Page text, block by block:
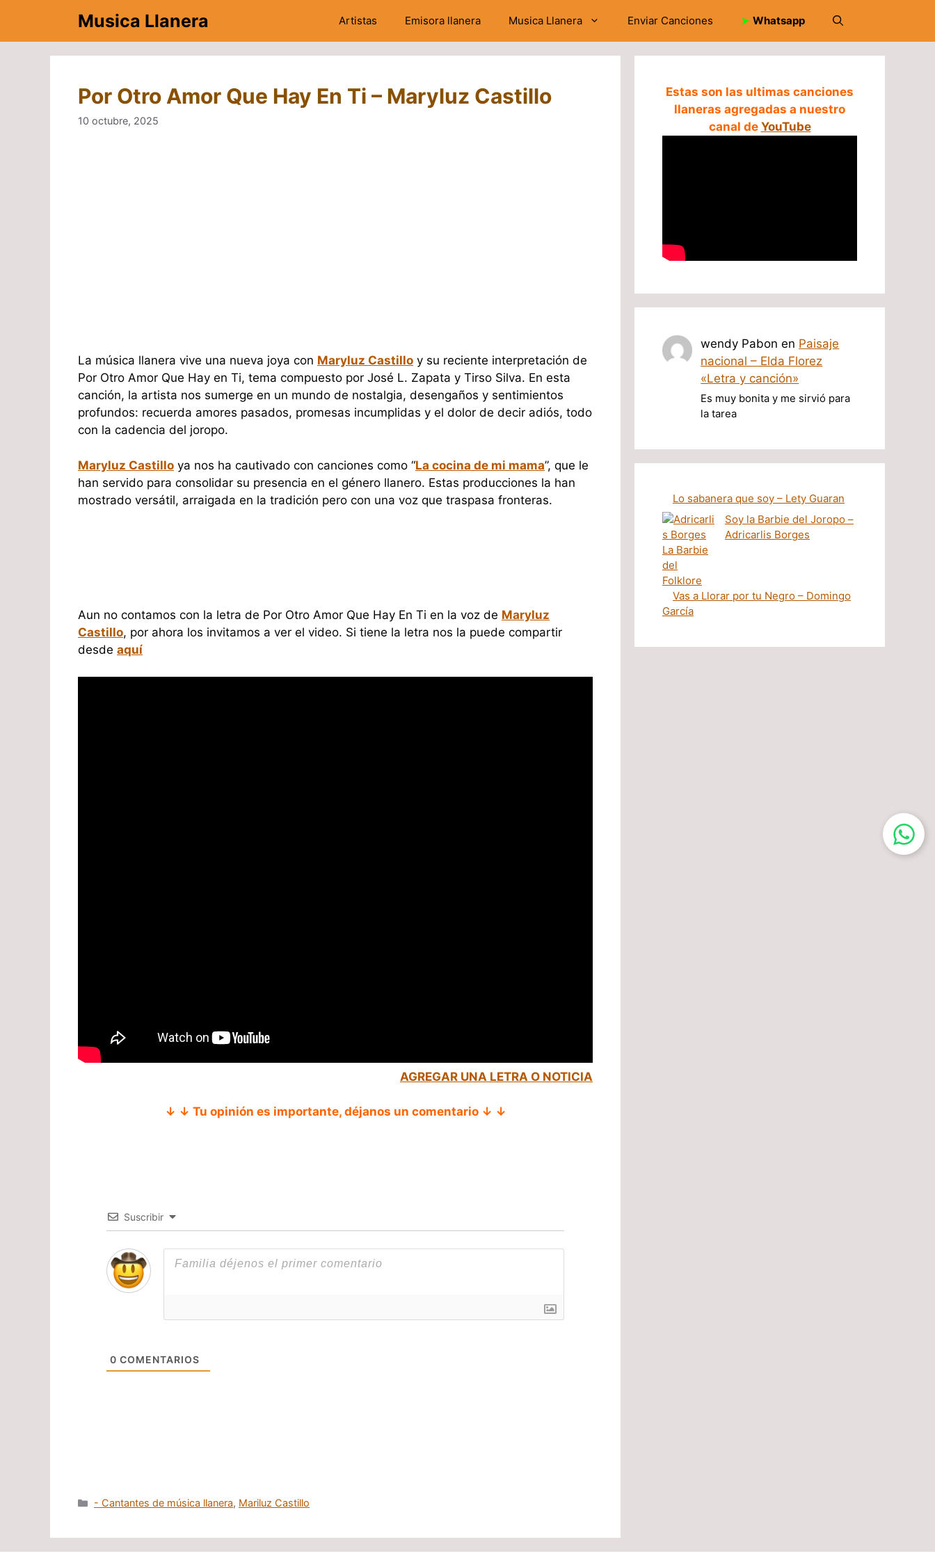
contenido
Musica Llanera Artistas Emisora llanera Musica Llanera Enviar Canciones ➤ Whatsapp
Por Otro Amor Que Hay En Ti – Maryluz Castillo
10 octubre, 2025
La música llanera vive una nueva joya con Maryluz Castillo y su reciente interpretación de
Por Otro Amor Que Hay en Ti, tema compuesto por José L. Zapata y Tirso Silva. En esta
canción, la artista nos sumerge en un mundo de nostalgia, desengaños y sentimientos
profundos: recuerda amores pasados, promesas incumplidas y el dolor de decir adiós, todo
con la cadencia del joropo.
Maryluz Castillo ya nos ha cautivado con canciones como “La cocina de mi mama”, que le
han servido para consolidar su presencia en el género llanero. Estas producciones la han
mostrado versátil, arraigada en la tradición pero con una voz que traspasa fronteras.
Aun no contamos con la letra de Por Otro Amor Que Hay En Ti en la voz de Maryluz
Castillo, por ahora los invitamos a ver el video. Si tiene la letra nos la puede compartir
desde aquí
AGREGAR UNA LETRA O NOTICIA
↓ ↓ Tu opinión es importante, déjanos un comentario ↓ ↓
Suscribir
0 COMENTARIOS
Categorías
- Cantantes de música llanera, Mariluz Castillo
Estas son las ultimas canciones
llaneras agregadas a nuestro
canal de YouTube
wendy Pabon en Paisaje
nacional – Elda Florez
«Letra y canción»
Es muy bonita y me sirvió para
la tarea
Lo sabanera que soy – Lety Guaran
Soy la Barbie del Joropo –
Adricarlis Borges
Vas a Llorar por tu Negro – Domingo
García